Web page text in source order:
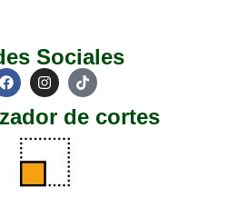
Sociales
de cortes